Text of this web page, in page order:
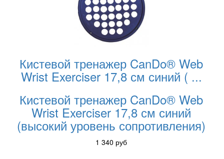
Кистевой тренажер CanDo® Web
Wrist Exerciser 17,8 см синий ( ...
Кистевой тренажер CanDo® Web
Wrist Exerciser 17,8 см синий
(высокий уровень сопротивления)
1 340 руб